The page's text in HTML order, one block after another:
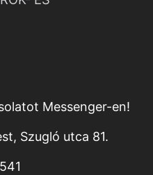
Messenger-en!
Szugló utca 81.